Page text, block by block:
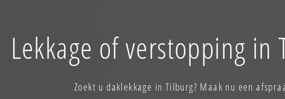
Lekkage of verstopping in
Zoekt u daklekkage in Tilburg? Maak nu een